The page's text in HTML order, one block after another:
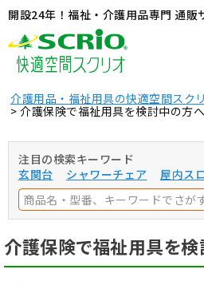
開設24年！福祉・介護用品専門 通販
介護用品・福祉用具の快適空間スク
介護保険で福祉用具を検討中の方へ
注目の検索キーワード
玄関台
シャワーチェア 屋内ス
介護保険で福祉用具を